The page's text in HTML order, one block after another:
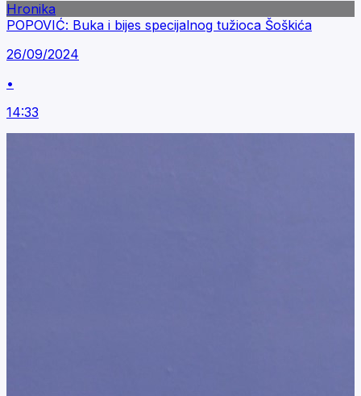
Hronika
POPOVIĆ: Buka i bijes specijalnog tužioca Šoškića
26/09/2024
•
14:33